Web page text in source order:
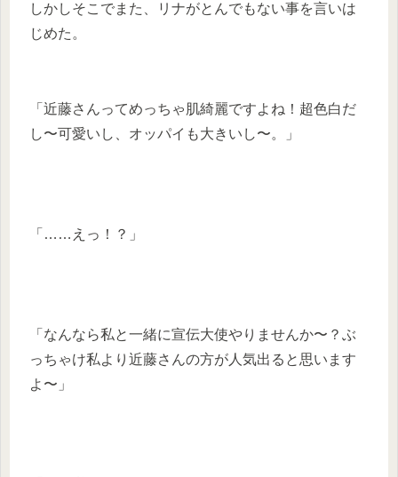
しかしそこでまた、リナがとんでもない事を言いは
じめた。
「近藤さんってめっちゃ肌綺麗ですよね！超色白だ
し〜可愛いし、オッパイも大きいし〜。」
「……えっ！？」
「なんなら私と一緒に宣伝大使やりませんか〜？ぶ
っちゃけ私より近藤さんの方が人気出ると思います
よ〜」